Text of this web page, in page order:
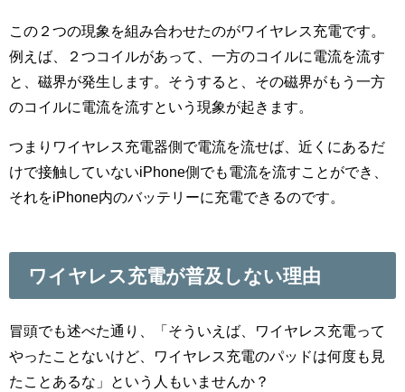
この２つの現象を組み合わせたのがワイヤレス充電です。
例えば、２つコイルがあって、一方のコイルに電流を流す
と、磁界が発生します。そうすると、その磁界がもう一方
のコイルに電流を流すという現象が起きます。
つまりワイヤレス充電器側で電流を流せば、近くにあるだ
けで接触していないiPhone側でも電流を流すことができ、
それをiPhone内のバッテリーに充電できるのです。
ワイヤレス充電が普及しない理由
冒頭でも述べた通り、「そういえば、ワイヤレス充電って
やったことないけど、ワイヤレス充電のパッドは何度も見
たことあるな」という人もいませんか？